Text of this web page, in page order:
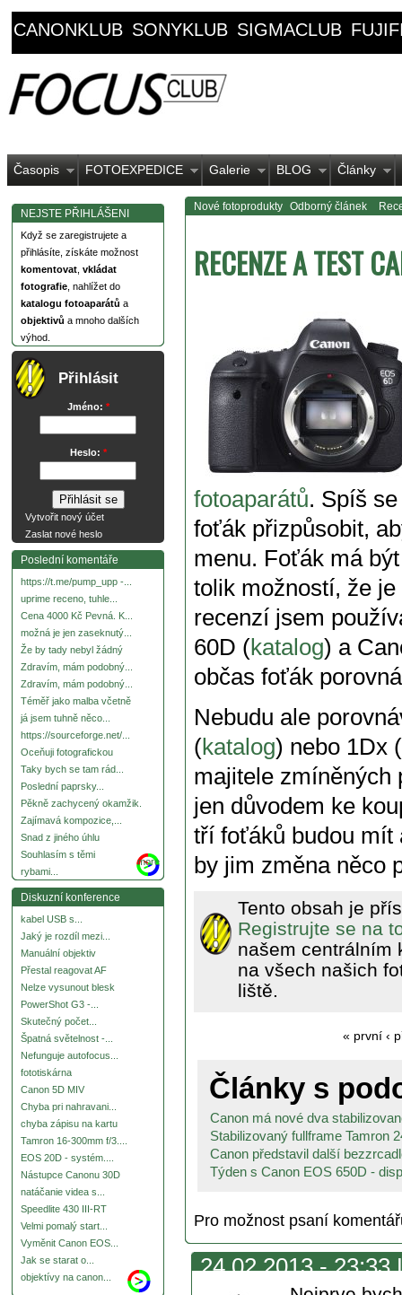
CANONKLUB SONYKLUB SIGMACLUB
Časopis FOTOEXPEDICE Galerie BLOG Články
NEJSTE PŘIHLÁŠENI
Když se zaregistrujete a
přihlásíte, získáte možnost
komentovat vkládat
fotografie , nahlížet do
katalogu fotoaparátů a
objektivů a mnoho dalších
výhod.
Přihlásit
Jméno: *
Heslo: *
Vytvořit nový účet
Zaslat nové heslo
Poslední komentáře
https://t.me/pump_upp -...
uprime receno, tuhle...
Cena 4000 Kč Pevná. K...
možná je jen zaseknutý...
Že by tady nebyl žádný
Zdravím, mám podobný...
Zdravím, mám podobný...
Téměř jako malba včetně
já jsem tuhně něco...
https://sourceforge.net/...
Oceňuji fotografickou
Taky bych se tam rád...
Poslední paprsky...
Pěkně zachycený okamžik.
Zajímavá kompozice,...
Snad z jiného úhlu
Souhlasím s těmi
rybami...
more
Diskuzní konference
kabel USB s...
Jaký je rozdíl mezi...
Manuální objektiv
Přestal reagovat AF
Nelze vysunout blesk
PowerShot G3 -...
Skutečný počet...
Špatná světelnost -...
Nefunguje autofocus...
fototiskárna
Canon 5D MIV
Chyba pri nahravani...
chyba zápisu na kartu
Tamron 16-300mm f/3....
EOS 20D - systém....
Nástupce Canonu 30D
natáčanie videa s...
Speedlite 430 III-RT
Velmi pomalý start...
Vyměnit Canon EOS...
Jak se starat o...
objektívy na canon...
Nové fotoprodukty Odborný článek
RECENZE A TEST
fotoaparátů. Spíš
foťák přizpůsobit,
menu. Foťák má
tolik možností, že
recenzí jsem
60D (katalog) a
občas foťák
Nebudu ale
(katalog) nebo 1Dx
majitele zmíněných
jen důvodem ke
tří foťáků budou mít
by jim změna něco
Tento obsah je
Registrujte se na
našem centrálním
na všech našich
liště.
« první ‹
Články s
Canon má nové dva
Stabilizovaný fullframe Tamron
Canon představil další
Týden s Canon EOS 650D -
Pro možnost psaní
24.02.2013 -